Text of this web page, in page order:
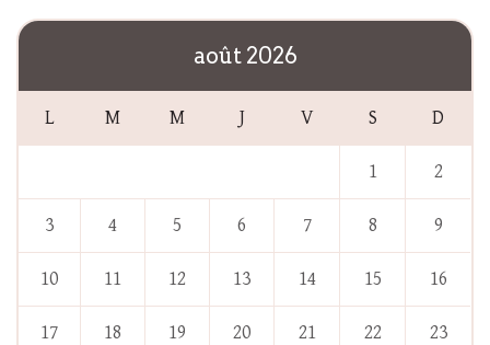
août 2026
L M M J V S D
1 2
3 4 5 6 7 8 9
10 11 12 13 14 15 16
17 18 19 20 21 22 23